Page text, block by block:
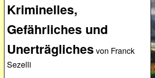
Kriminelles,
Gefährliches und
Unerträgliches von Franck
Sezelli